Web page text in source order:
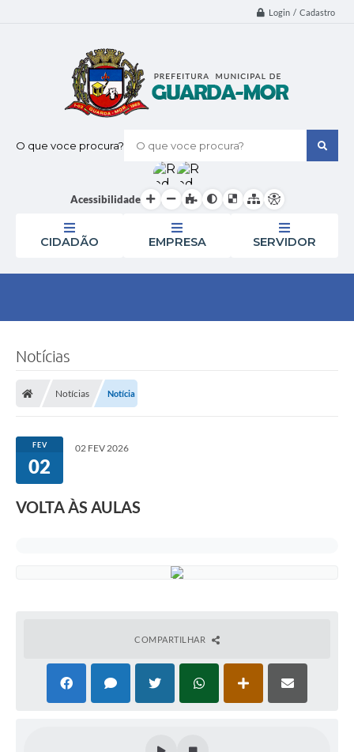
Login / Cadastro
O que voce procura?
Acessibilidade
CIDADÃO EMPRESA SERVIDOR
Notícias
Notícias Notícia
FEV
02
02 FEV 2026
VOLTA ÀS AULAS
COMPARTILHAR